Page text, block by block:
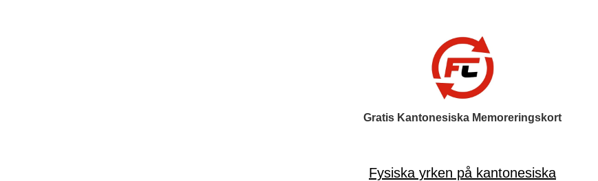
Gratis Kantonesiska Memoreringskort
Fysiska yrken på kantonesiska